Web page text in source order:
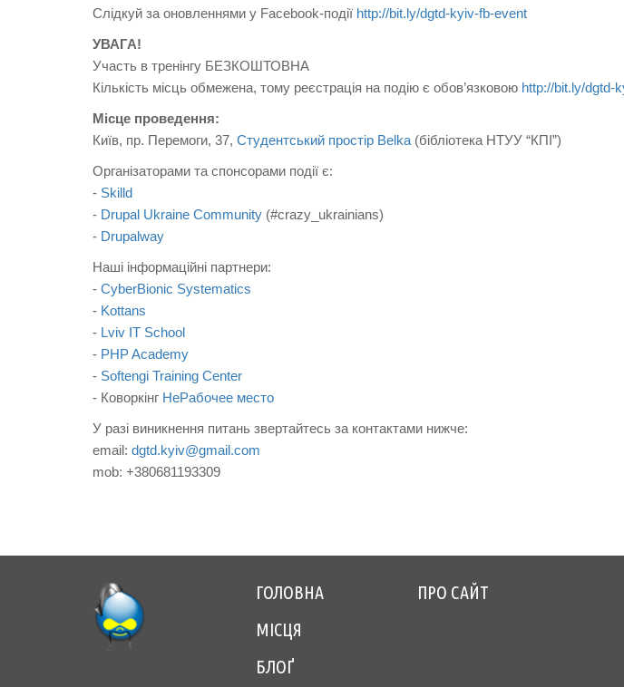
Слідкуй за оновленнями у Facebook-події http://bit.ly/dgtd-kyiv-fb-event
УВАГА!
Участь в тренінгу БЕЗКОШТОВНА
Кількість місць обмежена, тому реєстрація на подію є обов’язковою http://bit.ly/dgtd-
Місце проведення:
Київ, пр. Перемоги, 37, Студентський простір Belka (бібліотека НТУУ “КПІ”)
Організаторами та спонсорами події є:
- Skilld
- Drupal Ukraine Community (#crazy_ukrainians)
- Drupalway
Наші інформаційні партнери:
- CyberBionic Systematics
- Kottans
- Lviv IT School
- PHP Academy
- Softengi Training Center
- Коворкінг НеРабочее место
У разі виникнення питань звертайтесь за контактами нижче:
email: dgtd.kyiv@gmail.com
mob: +380681193309
Footer
menu
ГОЛОВНА
МІСЦЯ
БЛОҐ
ПРО САЙТ